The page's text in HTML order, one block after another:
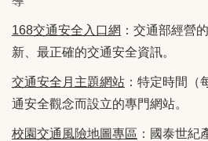
168交通安全入口網 ：交通部經營
新、最正確的交通安全資訊。
交通安全月主題網站 ：特定時間（
通安全觀念而設立的專門網站。
校園交通風險地圖專區 ：國泰世紀